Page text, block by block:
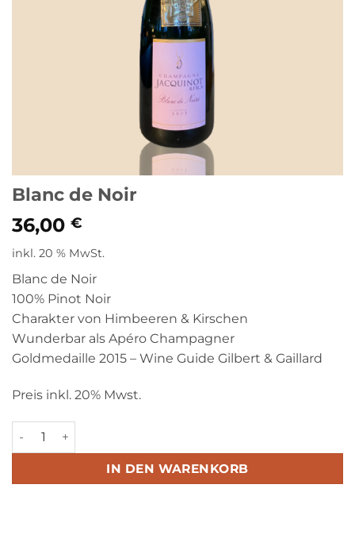
Blanc de Noir
36,00 €
inkl. 20 % MwSt.
Blanc de Noir
100% Pinot Noir
Charakter von Himbeeren & Kirschen
Wunderbar als Apéro Champagner
Goldmedaille 2015 – Wine Guide Gilbert & Gaillard
Preis inkl. 20% Mwst.
Blanc de Noir Menge
IN DEN WARENKORB